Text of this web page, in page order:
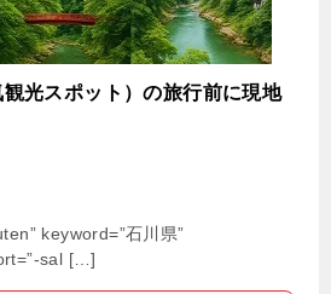
観光スポット）の旅行前に現地
keyword=”石川県”
sal […]